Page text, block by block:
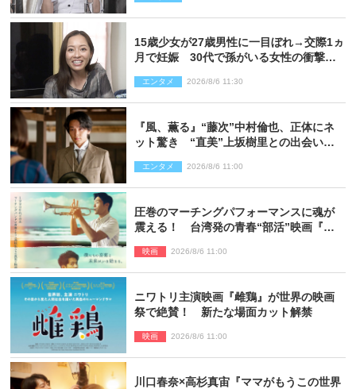
15歳少女が27歳男性に一目ぼれ→交際1ヵ
月で妊娠 30代で孫がいる女性の衝撃半
エンタメ 2026/8/6 11:30
『風、薫る』“藤次”中村倫也、正体にネ
ット驚き “直美”上坂樹里との出会いに
しなよ！」
エンタメ 2026/8/6 11:00
圧巻のマーチングパフォーマンスに魂が
震える！ 台湾発の青春“部活”映画『進
映画 2026/8/6 11:00
ニワトリ主演映画『雌鶏』が世界の映画
祭で絶賛！ 新たな場面カット解禁
映画 2026/8/6 11:00
川口春奈×高杉真宙『ママがもうこの世界